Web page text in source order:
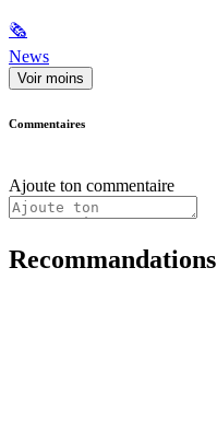
🗞
News
Voir moins
Commentaires
Ajoute ton commentaire
Recommandations